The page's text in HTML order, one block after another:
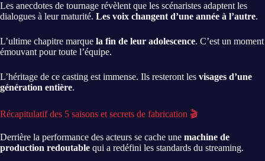
Les anecdotes de tournage révèlent que les scénaristes adaptent les
dialogues à leur maturité. Les voix changent d’une année à l’autre.
L’ultime chapitre marque la fin de leur adolescence. C’est un moment
émouvant pour toute l’équipe.
L’héritage de ce casting est immense. Ils resteront les visages d’une
génération entière.
Récapitulatif des 5 saisons et secrets de fabrication 🎬
Derrière la performance des acteurs se cache une machine de
production redoutable qui a redéfini les standards du streaming.